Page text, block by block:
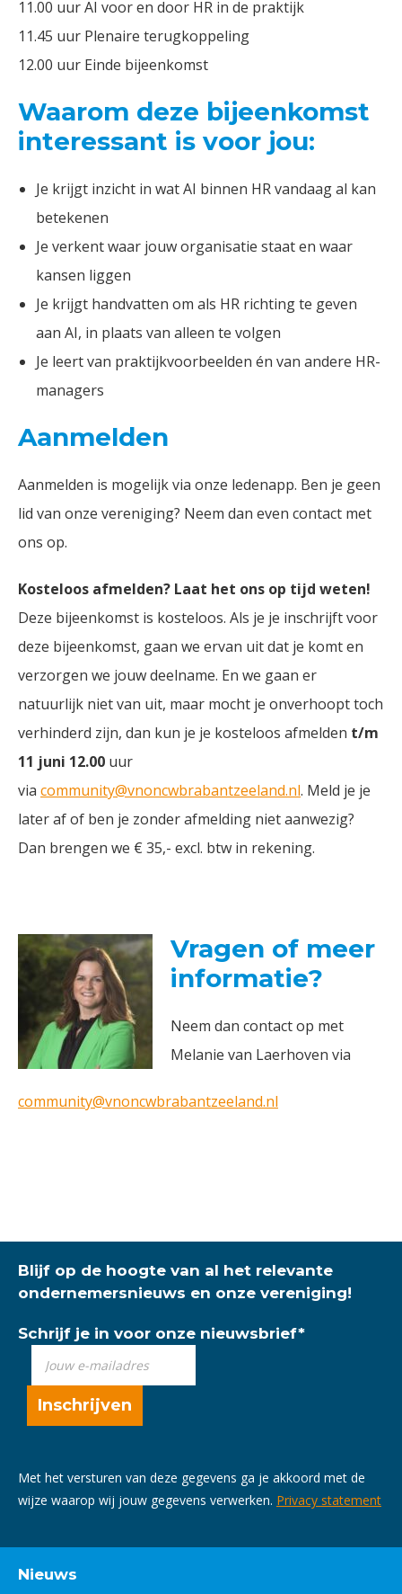
11.00 uur AI voor en door HR in de praktijk
11.45 uur Plenaire terugkoppeling
12.00 uur Einde bijeenkomst
Waarom deze bijeenkomst
interessant is voor jou:
Je krijgt inzicht in wat AI binnen HR vandaag al kan
betekenen
Je verkent waar jouw organisatie staat en waar
kansen liggen
Je krijgt handvatten om als HR richting te geven
aan AI, in plaats van alleen te volgen
Je leert van praktijkvoorbeelden én van andere HR-
managers
Aanmelden
Aanmelden is mogelijk via onze ledenapp. Ben je geen
lid van onze vereniging? Neem dan even contact met
ons op.
Kosteloos afmelden? Laat het ons op tijd weten!
Deze bijeenkomst is kosteloos. Als je je inschrijft voor
deze bijeenkomst, gaan we ervan uit dat je komt en
verzorgen we jouw deelname. En we gaan er
natuurlijk niet van uit, maar mocht je onverhoopt toch
verhinderd zijn, dan kun je je kosteloos afmelden t/m
11 juni 12.00 uur
via community@vnoncwbrabantzeeland.nl. Meld je je
later af of ben je zonder afmelding niet aanwezig?
Dan brengen we € 35,- excl. btw in rekening.
Vragen of meer
informatie?
Neem dan contact op met
Melanie van Laerhoven via
community@vnoncwbrabantzeeland.nl
Blijf op de hoogte van al het relevante
ondernemersnieuws en onze vereniging!
Schrijf je in voor onze nieuwsbrief*
Met het versturen van deze gegevens ga je akkoord met de
wijze waarop wij jouw gegevens verwerken. Privacy statement
Nieuws